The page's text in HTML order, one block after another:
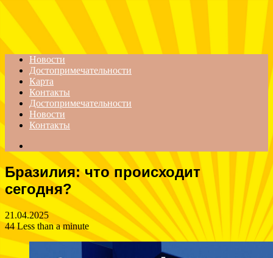
Menu
Новости
Достопримечательности
Карта
Контакты
Достопримечательности
Новости
Контакты
Бразилия: что происходит
сегодня?
21.04.2025
44Less than a minute